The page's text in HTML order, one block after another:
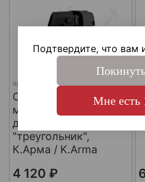
арт.
Складной шарнир
модульного приклада
для трубы приклада
"треугольник",
К.Арма / K.Arma
4 120 ₽
Подтвердите, что вам
Мне есть